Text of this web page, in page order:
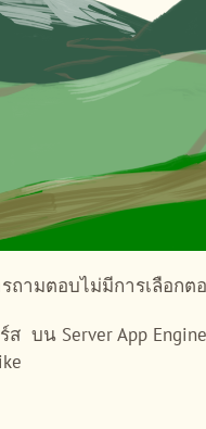
ถามตอบไม่มีการเลือก
บน Server App